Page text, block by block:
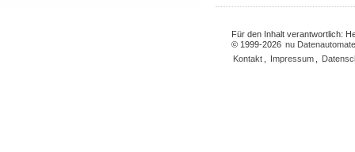
Für den Inhalt verantwortlich:
© 1999-2026 nu
Kontakt
Impressum